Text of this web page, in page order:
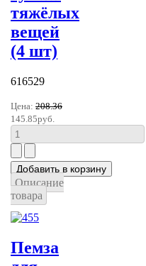
тяжёлых
вещей
(4 шт)
616529
Цена: 208.36
145.85руб.
Описание
товара
Пемза